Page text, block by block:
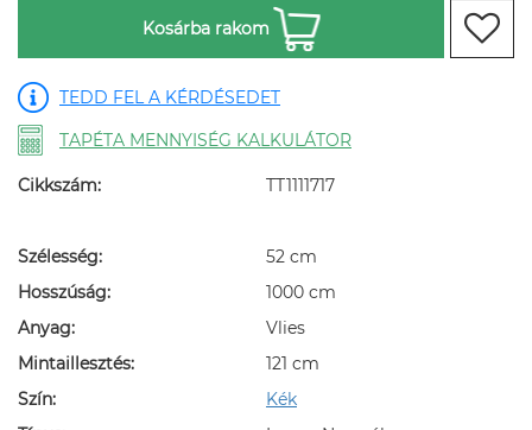
Kosárba rakom
TEDD FEL A KÉRDÉSEDET
TAPÉTA MENNYISÉG KALKULÁTOR
Cikkszám: TT1111717
Szélesség:
52 cm
Hosszúság:
1000 cm
Anyag:
Vlies
Mintaillesztés:
121 cm
Szín:
Kék